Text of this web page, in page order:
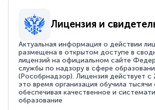
Лицензия и
Актуальная информация о действии
размещена в открытом доступе в
лицензий на официальном сайте
службы по надзору в сфере
(Рособрнадзор). Лицензия действует с
это время организация обучила тысячи
обеспечивая качественное и
образование